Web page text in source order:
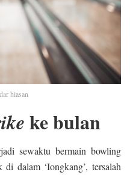
hiasan
ke bulan
sewaktu bermain bowling
dalam ‘Iongkang’, tersalah